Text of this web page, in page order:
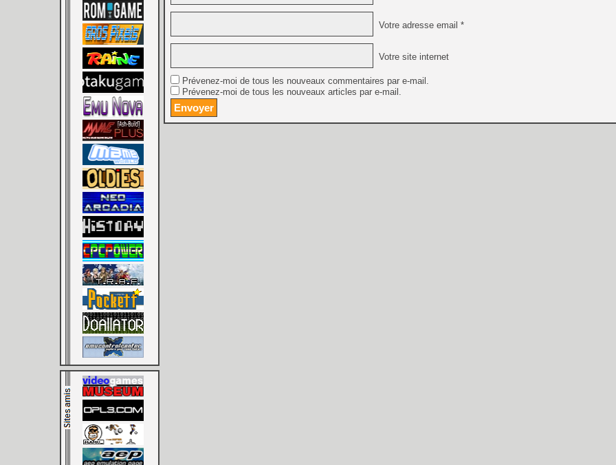
[Mo5] Deux inédits du
Votre adresse email *
Votre site internet
Prévenez-moi de tous les nouveaux commentaires par e-mail.
Prévenez-moi de tous les nouveaux articles par e-mail.